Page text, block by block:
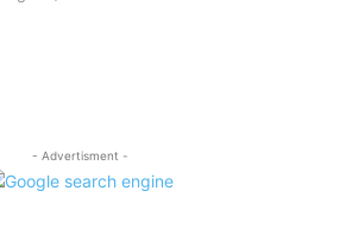
- Advertisment -